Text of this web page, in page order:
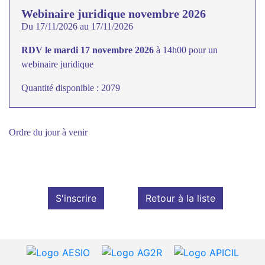
Webinaire juridique novembre 2026
Du 17/11/2026 au 17/11/2026
RDV le mardi 17 novembre 2026 à 14h00 pour un
webinaire juridique
Quantité disponible : 2079
Ordre du jour à venir
S'inscrire Retour à la liste